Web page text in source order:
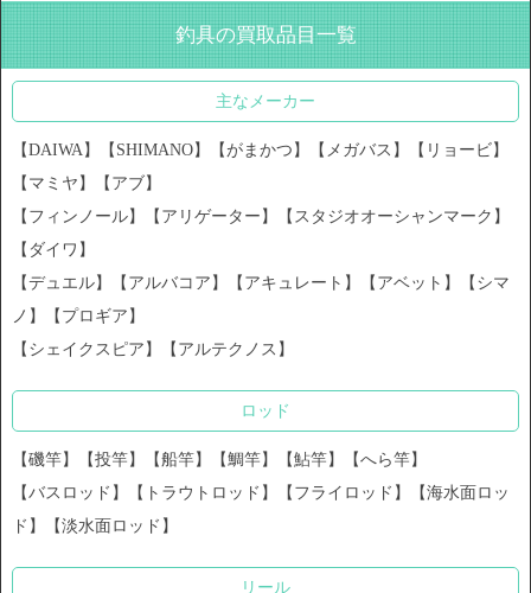
釣具の買取品目一覧
主なメーカー
【DAIWA】【SHIMANO】【がまかつ】【メガバス】【リョービ】
【マミヤ】【アブ】
【フィンノール】【アリゲーター】【スタジオオーシャンマーク】
【ダイワ】
【デュエル】【アルバコア】【アキュレート】【アベット】【シマ
ノ】【プロギア】
【シェイクスピア】【アルテクノス】
ロッド
【磯竿】【投竿】【船竿】【鯛竿】【鮎竿】【へら竿】
【バスロッド】【トラウトロッド】【フライロッド】【海水面ロッ
ド】【淡水面ロッド】
リール